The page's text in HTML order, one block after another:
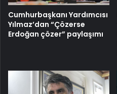
Cumhurbaşkanı Yardımcısı
Yılmaz’dan “Çözerse
Erdoğan çözer” paylaşımı